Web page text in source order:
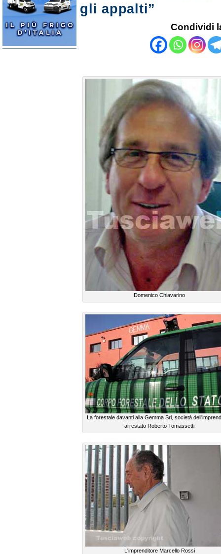
gli appalti”
Condividi
Domenico Chiavarino
La forestale davanti alla Gemma Srl, società
arrestato Roberto Tomassetti
L'imprenditore Marcello Rossi